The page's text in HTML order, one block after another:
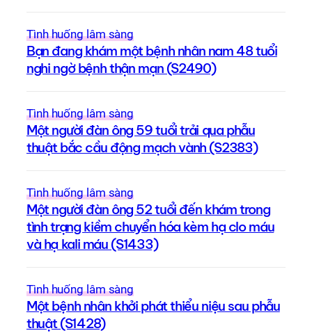
Tình huống lâm sàng
Bạn đang khám một bệnh nhân nam 48 tuổi
nghi ngờ bệnh thận mạn (S2490)
Tình huống lâm sàng
Một người đàn ông 59 tuổi trải qua phẫu
thuật bắc cầu động mạch vành (S2383)
Tình huống lâm sàng
Một người đàn ông 52 tuổi đến khám trong
tình trạng kiềm chuyển hóa kèm hạ clo máu
và hạ kali máu (S1433)
Tình huống lâm sàng
Một bệnh nhân khởi phát thiểu niệu sau phẫu
thuật (S1428)